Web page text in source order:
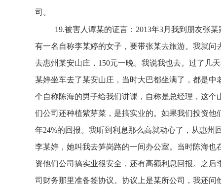
司。
19.被害人谭某的证言：2013年3月我到朋友张
有一名自称李某婷的女子，要带张某去旅游。我就问
去惠州某安山庄，150元一晚。我说我也去。过了几
某婷坐车去了某安山庄，当时大巴都坐满了，都是中
个自称陈海的男子给我们讲课，自称是总经理，这个
们公司还种植紫芽菜，是搞实业的。如果我们投资他
年24%的回报。我听到利息那么高就动心了，从惠州
李某婷，她叫我去笋岗路的一间办公室。当时陈海也
资他们公司搞实业很安全，还有高额利息回报。之后
司财务那里准备签协议。协议上是某所公司，我还问